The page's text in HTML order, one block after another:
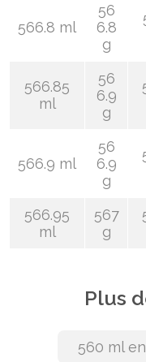
566.8 ml
56
6.8
g
566.85
ml
56
6.9
g
566.9 ml
56
6.9
g
566.95
ml
567
g
Plus
560 ml